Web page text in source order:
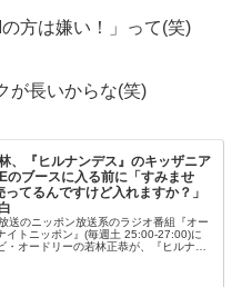
方は嫌い！」って(笑)
が長いからな(笑)
、『ヒルナンデス』のキッザニア
のブースに入る前に「すみませ
てるんですけど入れますか？」
送のニッポン放送系のラジオ番組『オー
イトニッポン』(毎週土 25:00-27:00)に
・オードリーの若林正恭が、『ヒルナン